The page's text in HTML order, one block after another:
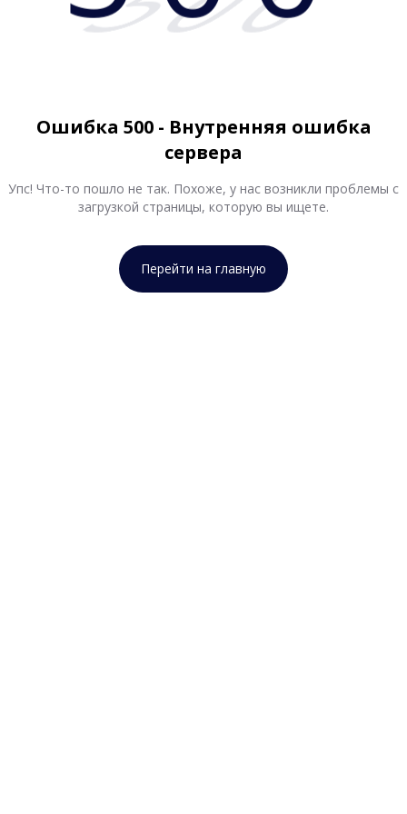
Ошибка 500 - Внутренняя ошибка
сервера
Упс! Что-то пошло не так. Похоже, у нас возникли проблемы с
загрузкой страницы, которую вы ищете.
Перейти на главную